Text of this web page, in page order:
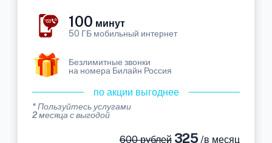
100 минут
50 ГБ мобильный интернет
Безлимитные звонки
на номера Билайн Россия
по акции выгоднее
* Пользуйтесь услугами
2 месяца с выгодой
600 рублей325 /в месяц